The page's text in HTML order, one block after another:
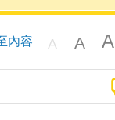
內容 A A A